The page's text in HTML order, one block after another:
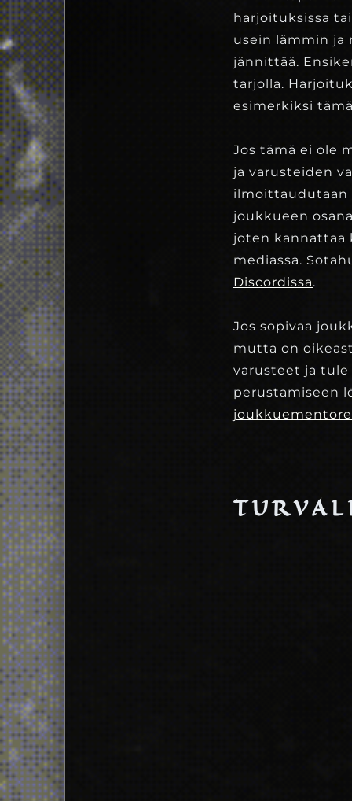
harjoituksissa
usein lämmin ja
jännittää.
tarjolla.
esimerkiksi
Jos tämä ei ole
ja varusteiden
ilmoittaudutaan
joukkueen
joten kannattaa
mediassa.
Discordissa.
Jos sopivaa
mutta on
varusteet ja
perustamiseen